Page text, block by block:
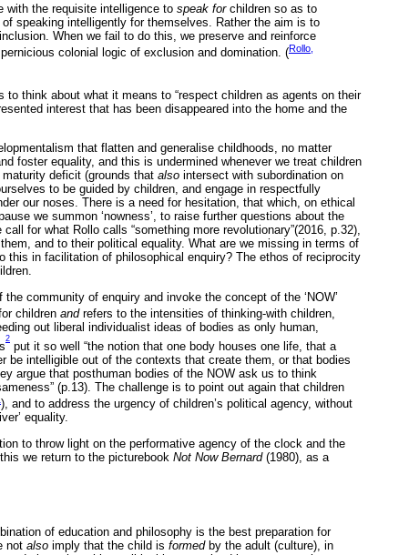
with the requisite intelligence to speak forchildren so as to
speaking intelligently for themselves. Rather the aim is to
When we fail to do this, we preserve and reinforce
colonial logic of exclusion and domination. (Rollo,
think about what it means to “respect children as agents on their
interest that has been disappeared into the home and the
that flatten and generalise childhoods, no matter
foster equality, and this is undermined whenever we treat children
deficit (grounds that also intersect with subordination on
to be guided by children, and engage in respectfully
our noses. There is a need for hesitation, that which, on ethical
we summon ‘nowness’, to raise further questions about the
for what Rollo calls “something more revolutionary”(2016, p.32),
and to their political equality. What are we missing in terms of
this in facilitation of philosophical enquiry? The ethos of reciprocity
community of enquiry and invoke the concept of the ‘NOW’
children andrefers to the intensities of thinking-with children,
out liberal individualist ideas of bodies as only human,
2
put it so well “the notion that one body houses one life, that a
be intelligible out of the contexts that create them, or that bodies
argue that posthuman bodies of the NOW ask us to think
(p.13). The challenge is to point out again that children
), and to address the urgency of children’s political agency, without
equality.
to throw light on the performative agency of the clock and the
we return to the picturebook Not Now Bernard(1980), as a
of education and philosophy is the best preparation for
not also imply that the child is formedby the adult (culture), in